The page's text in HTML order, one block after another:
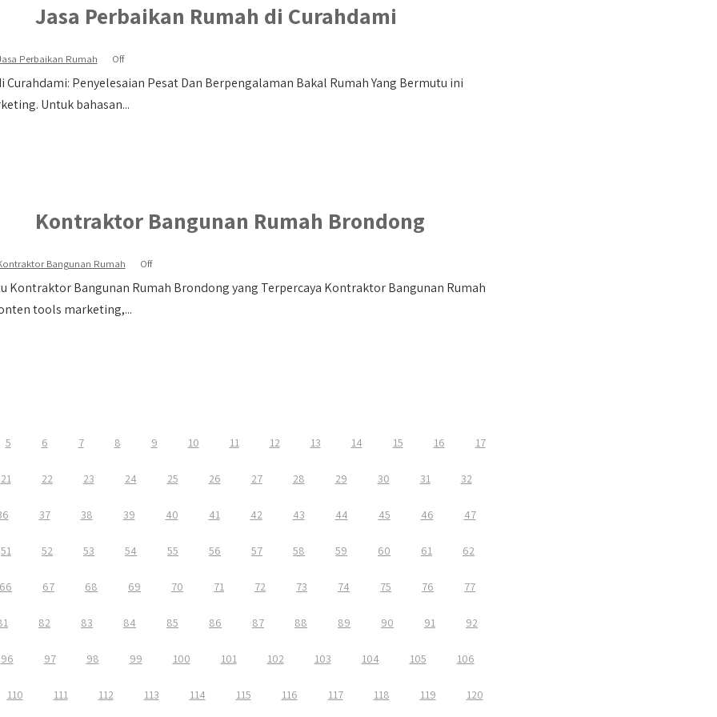
Jasa Perbaikan Rumah di Curahdami
Perbaikan Rumah Off
Curahdami: Penyelesaian Pesat Dan Berpengalaman Bakal Rumah Yang Bermutu ini
Untuk bahasan...
Kontraktor Bangunan Rumah Brondong
Bangunan Rumah Off
Kontraktor Bangunan Rumah Brondong yang Terpercaya Kontraktor Bangunan Rumah
tools marketing,...
5 6 7 8 9 10 11 12 13 14 15 16 17
21 22 23 24 25 26 27 28 29 30 31 32
37 38 39 40 41 42 43 44 45 46 47
51 52 53 54 55 56 57 58 59 60 61 62
66 67 68 69 70 71 72 73 74 75 76 77
82 83 84 85 86 87 88 89 90 91 92
96 97 98 99 100 101 102 103 104 105 106
110 111 112 113 114 115 116 117 118 119 120